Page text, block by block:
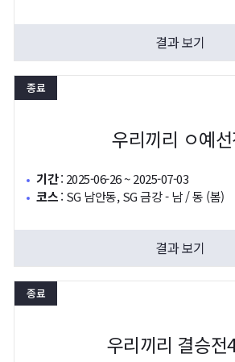
결과 보기
종료
우리끼리 ㅇ예
기간: 2025-06-26 ~ 2025-07-03
코스: SG 남안동, SG 금강 - 남 / 동 (봄)
결과 보기
종료
우리끼리 결승전